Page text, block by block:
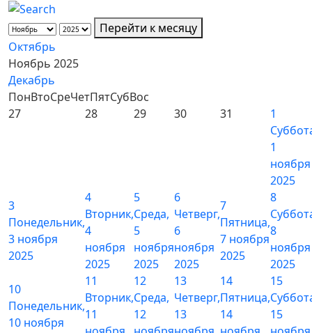
Перейти к месяцу
Октябрь
Ноябрь 2025
Декабрь
ПонВтоСреЧетПятСубВос
27
28 29 30 31
1
1
ноября
2025
3
Понедельник,
3 ноября
2025
4
Вторник,
4
ноября
2025
5
Среда,
5
ноября
2025
6
Четверг,
6
ноября
2025
7
Пятница,
7 ноября
2025
8
8
ноября
2025
10
Понедельник,
10 ноября
11
Вторник,
11
12
Среда,
12
13
Четверг,
13
14
Пятница,
14
15
15